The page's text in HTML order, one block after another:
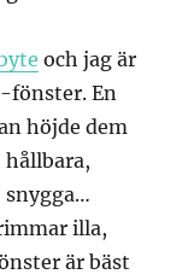
och jag är
fönster. En
höjde dem
illa,
är bäst